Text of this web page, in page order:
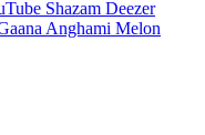
Shazam Deezer
Anghami Melon